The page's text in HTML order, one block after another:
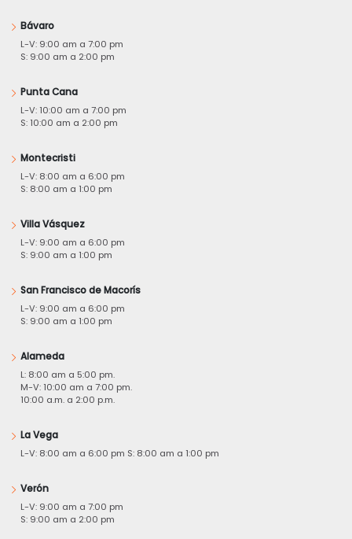
Bávaro
L-V: 9:00 am a 7:00 pm
S: 9:00 am a 2:00 pm
Punta Cana
L-V: 10:00 am a 7:00 pm
S: 10:00 am a 2:00 pm
Montecristi
L-V: 8:00 am a 6:00 pm
S: 8:00 am a 1:00 pm
Villa Vásquez
L-V: 9:00 am a 6:00 pm
S: 9:00 am a 1:00 pm
San Francisco de Macorís
L-V: 9:00 am a 6:00 pm
S: 9:00 am a 1:00 pm
Alameda
L: 8:00 am a 5:00 pm.
M-V: 10:00 am a 7:00 pm.
10:00 a.m. a 2:00 p.m.
La Vega
L-V: 8:00 am a 6:00 pm S: 8:00 am a 1:00 pm
Verón
L-V: 9:00 am a 7:00 pm
S: 9:00 am a 2:00 pm